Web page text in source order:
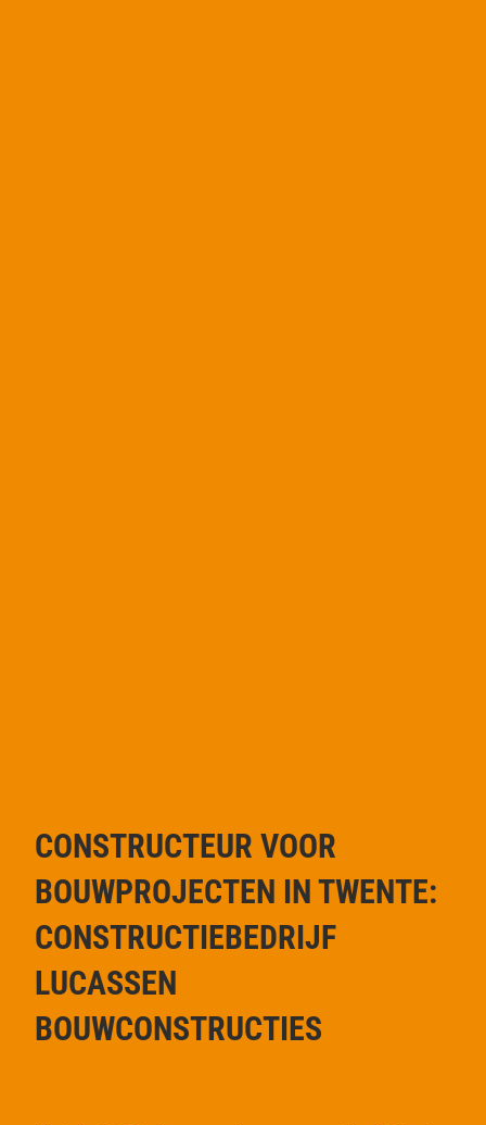
CONSTRUCTEUR VOOR
BOUWPROJECTEN IN TWENTE:
CONSTRUCTIEBEDRIJF
LUCASSEN
BOUWCONSTRUCTIES